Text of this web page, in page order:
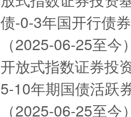
债-0-3年国开行债
（2025-06-25至
开放式指数证券投
5-10年期国债活跃
（2025-06-25至